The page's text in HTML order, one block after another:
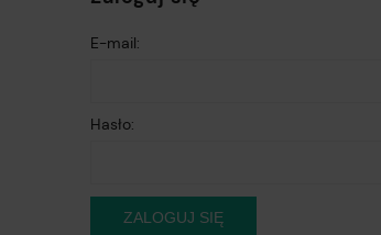
E-mail:
Hasło:
ZALOGUJ SIĘ